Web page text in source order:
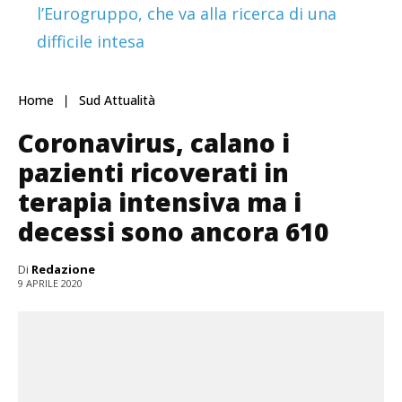
l’Eurogruppo, che va alla ricerca di una
difficile intesa
Home Sud Attualità
Coronavirus, calano i
pazienti ricoverati in
terapia intensiva ma i
decessi sono ancora 610
Di Redazione
9 APRILE 2020